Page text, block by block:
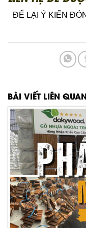
ĐỂ LẠI Ý KIẾN
BÀI VIẾT LIÊN QUAN